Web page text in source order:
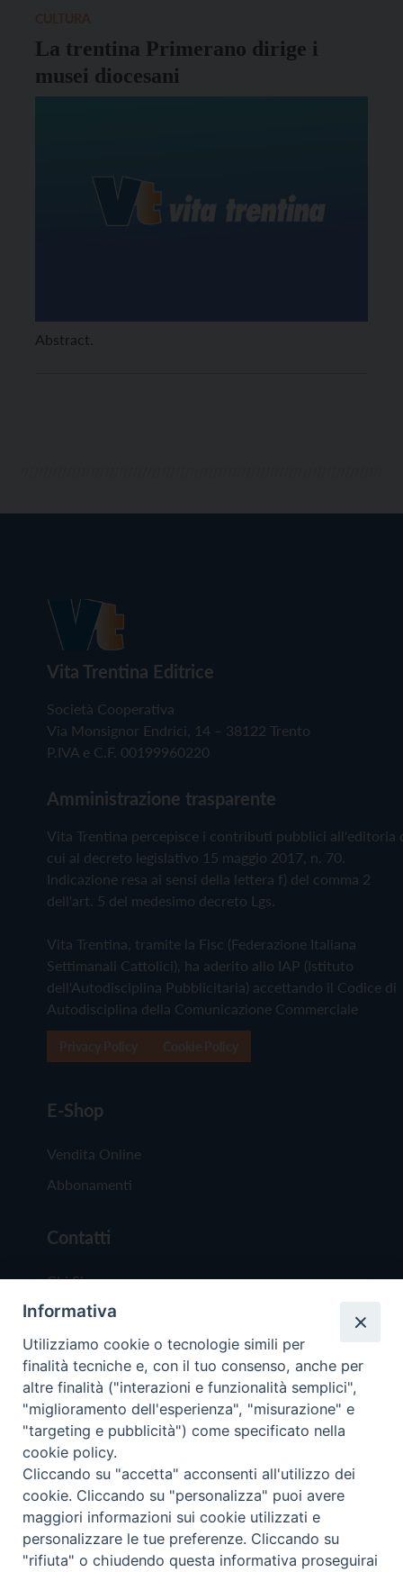
La trentina Primerano dirige i
musei diocesani
Abstract.
Vita Trentina Editrice
Società Cooperativa
Via Monsignor Endrici, 14 – 38122 Trento
P.IVA e C.F. 00199960220
Amministrazione trasparente
Vita Trentina percepisce i contributi pubblici all'editoria
cui al decreto legislativo 15 maggio 2017, n. 70.
Indicazione resa ai sensi della lettera f) del comma 2
dell'art. 5 del medesimo decreto Lgs.
Vita Trentina, tramite la Fisc (Federazione Italiana
Settimanali Cattolici), ha aderito allo IAP (Istituto
dell'Autodisciplina Pubblicitaria) accettando il Codice di
Autodisciplina della Comunicazione Commerciale
E-Shop
Vendita Online
Abbonamenti
Contatti
Chi Siamo
Redazione
Scrivici
Copyright © 2019 - Tutti i diritti riservati - Vita
Trentina Editrice
Privacy Policy
Torna
Informativa
Utilizziamo cookie o tecnologie simili per
finalità tecniche e, con il tuo consenso, anche per
altre finalità ("interazioni e funzionalità semplici",
"miglioramento dell'esperienza", "misurazione" e
"targeting e pubblicità") come specificato nella
cookie policy.
Cliccando su "accetta" acconsenti all'utilizzo dei
cookie. Cliccando su "personalizza" puoi avere
maggiori informazioni sui cookie utilizzati e
personalizzare le tue preferenze. Cliccando su
"rifiuta" o chiudendo questa informativa proseguirai